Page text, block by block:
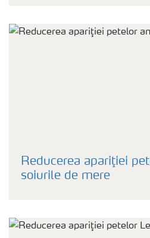
Reducerea apariţiei
soiurile de mere